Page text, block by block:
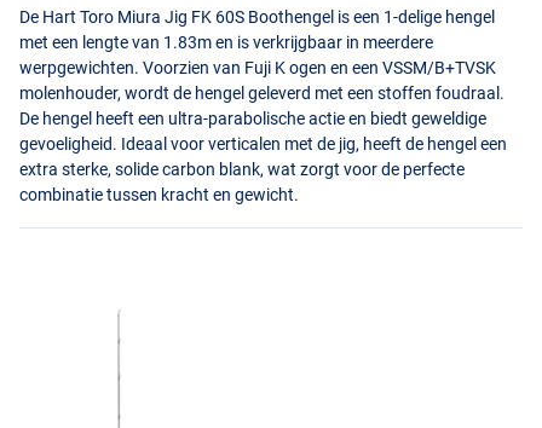
De Hart Toro Miura Jig FK 60S Boothengel is een 1-delige hengel
met een lengte van 1.83m en is verkrijgbaar in meerdere
werpgewichten. Voorzien van Fuji K ogen en een VSSM/B+TVSK
molenhouder, wordt de hengel geleverd met een stoffen foudraal.
De hengel heeft een ultra-parabolische actie en biedt geweldige
gevoeligheid. Ideaal voor verticalen met de jig, heeft de hengel een
extra sterke, solide carbon blank, wat zorgt voor de perfecte
combinatie tussen kracht en gewicht.